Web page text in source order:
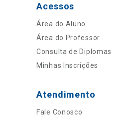
Acessos
Área do Aluno
Área do Professor
Consulta de Diplomas
Minhas Inscrições
Atendimento
Fale Conosco